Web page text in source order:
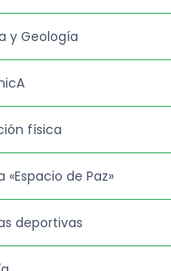
y Geología
física
«Espacio de Paz»
deportivas